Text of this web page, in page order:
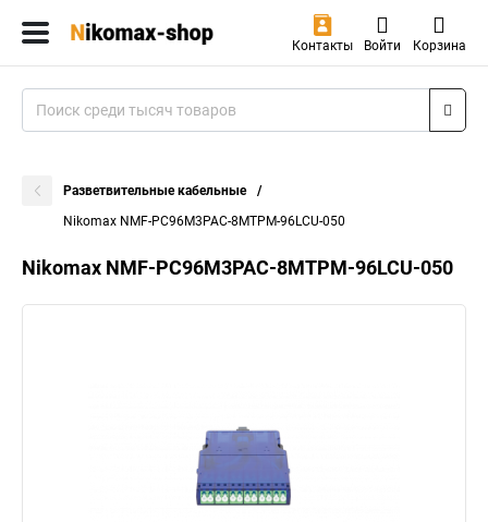
Контакты Войти Корзина
Разветвительные кабельные
Nikomax NMF-PC96M3PAC-8MTPM-96LCU-050
Nikomax NMF-PC96M3PAC-8MTPM-96LCU-050